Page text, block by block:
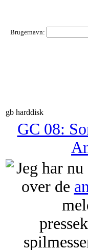
Brugernavn:
gb harddisk
GC 08:
Jeg har
over de